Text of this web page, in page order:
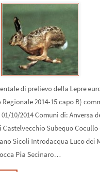
di prelievo della Lepre
2014-15 capo B)
01/10/2014 Comuni di: Anversa
Castelvecchio Subequo
Sicoli Introdacqua Luco dei
Pia Secinaro…